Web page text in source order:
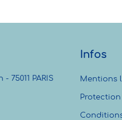
75011 PARIS
Infos
Mentions